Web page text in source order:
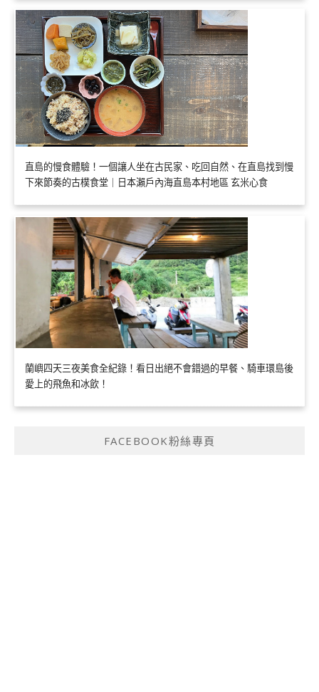
直島的慢食體驗！一個讓人坐在古民家、吃回自然、在直島找到慢
下來節奏的古樸食堂｜日本瀨戶內海直島本村地區 玄米心食
蘭嶼四天三夜美食全紀錄！看日出絕不會錯過的早餐、騎車環島後
愛上的飛魚和冰飲！
FACEBOOK粉絲專頁